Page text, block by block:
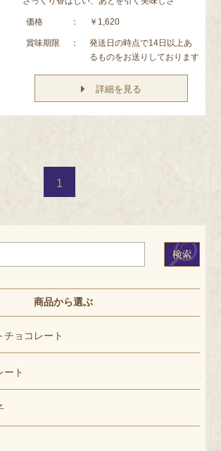
価格 ： ￥1,620
賞味期限 ：
発送日の時点で14日以上あ
るものをお送りしております
詳細を見る
1
商品から選ぶ
チョコレート
ート